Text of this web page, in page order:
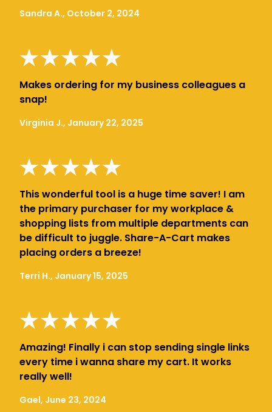
Sandra A., October 2, 2024
Makes ordering for my business colleagues a
snap!
Virginia J., January 22, 2025
This wonderful tool is a huge time saver! I am
the primary purchaser for my workplace &
shopping lists from multiple departments can
be difficult to juggle. Share-A-Cart makes
placing orders a breeze!
Terri H., January 15, 2025
Amazing! Finally i can stop sending single links
every time i wanna share my cart. It works
really well!
Gael, June 23, 2024